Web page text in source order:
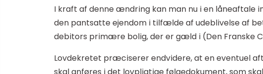
I kraft af denne ændring kan man nu i en
den pantsatte ejendom i tilfælde af udeblivelse af
debitors primære bolig, der er gæld i (Den Franske
Lovdekretet præciserer endvidere, at en eventuel
skal anføres i det lovpligtige følgedokument, som